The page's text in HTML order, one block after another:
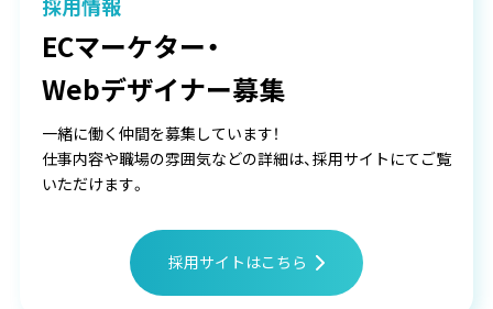
採用情報
ECマーケター・
Webデザイナー募集
一緒に働く仲間を募集しています！
仕事内容や職場の雰囲気などの詳細は、採用サイトにてご覧
いただけます。
採用サイトはこちら